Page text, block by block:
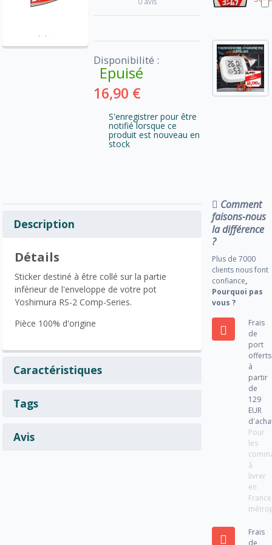
Disponibilité :
Epuisé
16,90 €
S'enregistrer pour être
notifié lorsque ce
produit est nouveau en
stock
Description
Détails
Sticker destiné à être collé sur la partie
inférieur de l'enveloppe de votre pot
Yoshimura RS-2 Comp-Series.
Pièce 100% d'origine
Caractéristiques
Tags
Avis
Comment
faisons-nous
la différence
?
Plus de 7000
clients nous font
confiance,
Pourquoi pas
vous ?
Frais
de
port
offerts
à
partir
de
129
EUR
Pour
les
à
livrer
en
France
Frais
de